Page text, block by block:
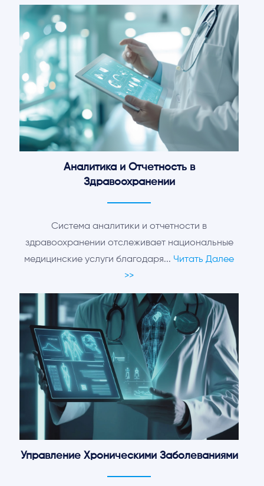
Аналитика и Отчетность в
Здравоохранении
Система аналитики и отчетности в
здравоохранении отслеживает национальные
медицинские услуги благодаря... Читать Далее
>>
Управление Хроническими Заболеваниями